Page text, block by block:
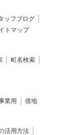
ッフブログ
トマップ
町名検索
業用 借地
活用方法